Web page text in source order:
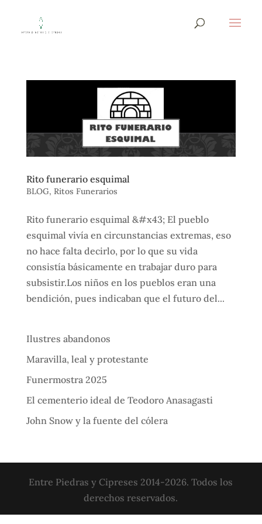
Rito funerario esquimal
BLOG, Ritos Funerarios
Rito funerario esquimal &#x43; El pueblo
esquimal vivía en circunstancias extremas, eso
no hace falta decirlo, por lo que su vida
consistía básicamente en trabajar duro para
subsistir.Los niños en los pueblos eran una
bendición, pues indicaban que el futuro del...
Ilustres abandonos
Maravilla, leal y protestante
Funermostra 2025
El cementerio ideal de Teodoro Anasagasti
John Snow y la fuente del cólera
Entre Piedras y Cipreses 2014-2026. Todos los
derechos reservados.